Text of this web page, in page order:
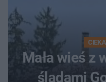
Mała wieś z
śladami